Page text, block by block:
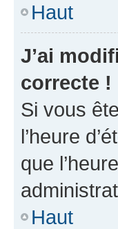
Haut
J’ai
correcte !
Si vous
l’heure
que
Haut